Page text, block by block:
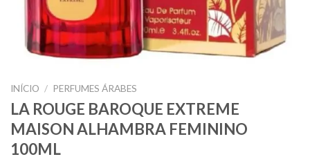
INÍCIO / PERFUMES ÁRABES
LA ROUGE BAROQUE EXTREME
MAISON ALHAMBRA FEMININO
100ML